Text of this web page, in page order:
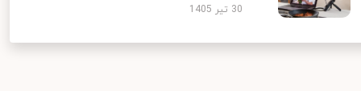
30 تیر 1405